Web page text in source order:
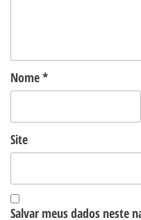
Nome*
Site
Salvar meus dados neste